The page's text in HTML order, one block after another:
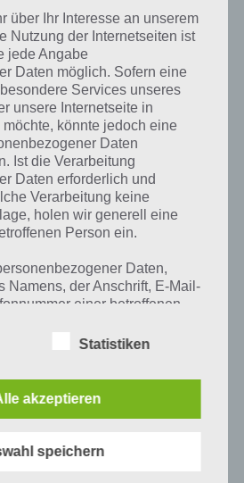
EVOLUTION KARTE
align="alignright"
Shark Evolution[/caption]
ersten Artikel umfangreich mit
versorgt haben, wollen wir im
über Ihr Interesse an unserem
Nutzung der Internetseiten ist
jede Angabe
Daten möglich. Sofern eine
Services unseres
unsere Internetseite in
könnte jedoch eine
Daten
Ist die Verarbeitung
Daten erforderlich und
Verarbeitung keine
holen wir generell eine
Person ein.
Daten,
Namens, der Anschrift, E-Mail-
einer betroffenen
und in
möchte unser
über Art, Umfang
Daten
Statistiken
akzeptieren
speichern